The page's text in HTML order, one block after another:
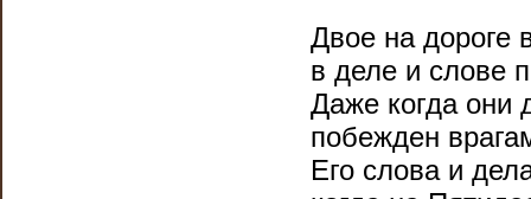
Двое на дороге
в деле и слове
Даже когда они
побежден
Его слова и